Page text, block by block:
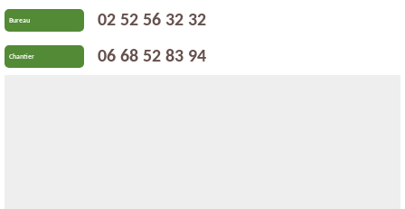
Bureau 02 52 56 32 32
Chantier 06 68 52 83 94